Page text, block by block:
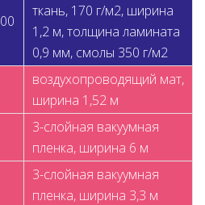
ткань, 170 г/м2, ширина
1,2 м, толщина ламината
0,9 мм, смолы 350 г/м2
воздухопроводящий мaт,
ширина 1,52 м
3-слойная вакуумная
пленка, ширина 6 м
3-слойная вакуумная
пленка, ширина 3,3 м